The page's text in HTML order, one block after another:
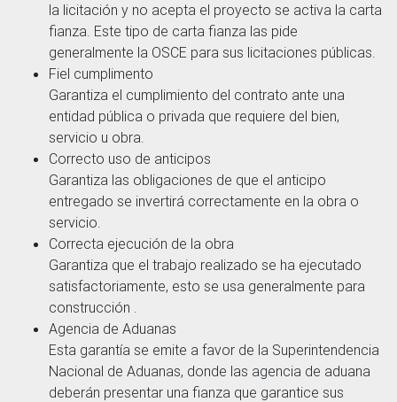
la licitación y no acepta el proyecto se activa la carta
fianza. Este tipo de carta fianza las pide
generalmente la OSCE para sus licitaciones públicas.
Fiel cumplimento
Garantiza el cumplimiento del contrato ante una
entidad pública o privada que requiere del bien,
servicio u obra.
Correcto uso de anticipos
Garantiza las obligaciones de que el anticipo
entregado se invertirá correctamente en la obra o
servicio.
Correcta ejecución de la obra
Garantiza que el trabajo realizado se ha ejecutado
satisfactoriamente, esto se usa generalmente para
construcción .
Agencia de Aduanas
Esta garantía se emite a favor de la Superintendencia
Nacional de Aduanas, donde las agencia de aduana
deberán presentar una fianza que garantice sus